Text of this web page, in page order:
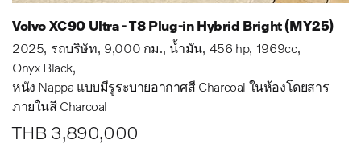
Volvo XC90 Ultra - T8 Plug-in Hybrid Bright (MY25)
2025 รถบริษัท 9,000 กม. น้ำมัน 456 hp 1969cc
Onyx Black
หนัง Nappa แบบมีรูระบายอากาศสี Charcoal ในห้องโดยสาร
ภายในสี Charcoal
THB 3,890,000